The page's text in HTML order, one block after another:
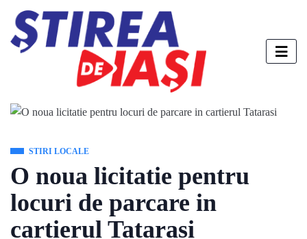
STIRI LOCALE
O noua licitatie pentru
locuri de parcare in
cartierul Tatarasi